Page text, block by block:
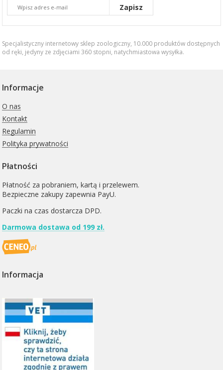
Zapisz
Specjalistyczny internetowy sklep zoologiczny, 10.000 produktów dostępnych
od ręki, jedyny ze zdjęciami 360 stopni, natychmiastowa wysyłka.
Informacje
O nas
Kontakt
Regulamin
Polityka prywatności
Płatności
Płatność za pobraniem, kartą i przelewem.
Bezpieczne zakupy zapewnia PayU.
Paczki na czas dostarcza DPD.
Darmowa dostawa od 199 zł.
Informacja